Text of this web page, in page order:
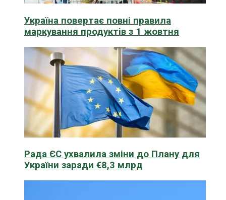
Україна повертає повні правила
маркування продуктів з 1 жовтня
Рада ЄС ухвалила зміни до Плану для
України заради €8,3 млрд